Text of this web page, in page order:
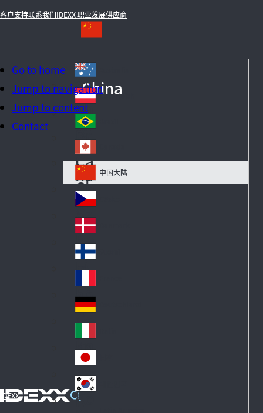
Go to home
Jump to navigation
Jump to content
Contact
客户支持联系我们IDEXX 职业发展供应商
IDEXX
China
Au
str
ali
a
Au
str
ia
Österreich
Br
azi
l
Ca
na
da
Ch
in
a
中国大陆
Cz
ec
h
De
n
m
ar
k
Fi
nl
an
d
Fr
an
ce
Ge
rm
an
y
Ita
ly
Ja
pa
n
Ko